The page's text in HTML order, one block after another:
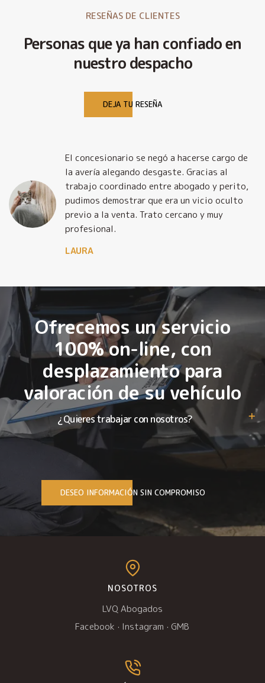
RESEÑAS DE CLIENTES
Personas que ya han confiado en
nuestro despacho
DEJA TU RESEÑA
El concesionario se negó a hacerse cargo de
la avería alegando desgaste. Gracias al
trabajo coordinado entre abogado y perito,
pudimos demostrar que era un vicio oculto
previo a la venta. Trato cercano y muy
profesional.
LAURA
Ofrecemos un servicio
100% on-line, con
desplazamiento para
valoración de su vehículo
¿Quieres trabajar con nosotros?
DESEO INFORMACIÓN SIN COMPROMISO
NOSOTROS
LVQ Abogados
Facebook · Instagram · GMB